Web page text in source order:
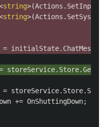
string>(Actions .
string>(Actions .
= initialState.
storeService. Store.
= storeService. Store.
+= OnShuttingDown;